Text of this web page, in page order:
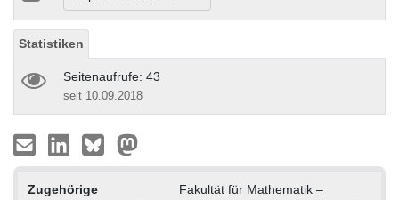
Statistiken
Seitenaufrufe: 43
seit 10.09.2018
Zugehörige
Fakultät für Mathematik –